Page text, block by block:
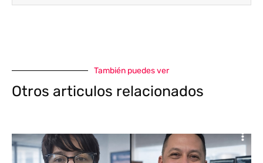
También puedes ver
Otros articulos relacionados